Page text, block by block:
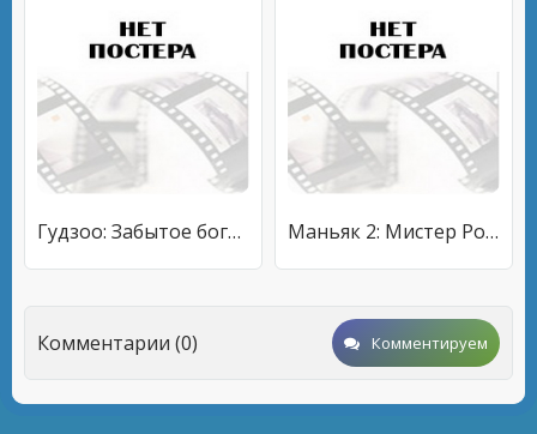
Гудзоо: Забытое богом нечто. Часть 1 Маньяк 2: Мистер Робби
Комментарии (0) Комментируем